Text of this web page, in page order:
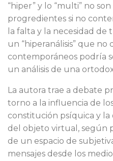
“hiper” y lo “multi” no
progredientes si no
la falta y la necesidad
un “hiperanálisis” que
contemporáneos podría
un análisis de una
La autora trae a debate
torno a la influencia de
constitución psíquica y la
del objeto virtual, según
de un espacio de
mensajes desde los